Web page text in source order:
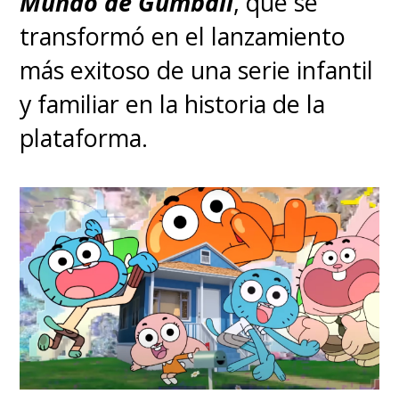
transformó en el lanzamiento
más exitoso de una serie infantil
y familiar en la historia de la
plataforma.